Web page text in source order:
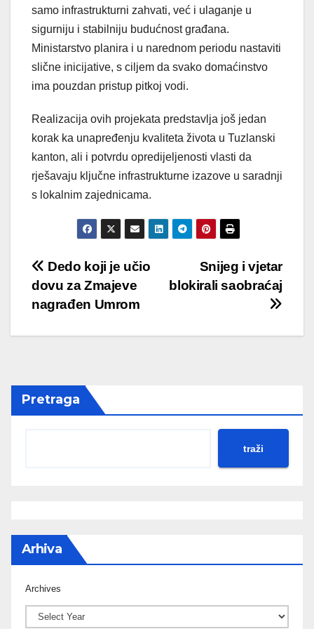
samo infrastrukturni zahvati, već i ulaganje u
sigurniju i stabilniju budućnost građana.
Ministarstvo planira i u narednom periodu nastaviti
slične inicijative, s ciljem da svako domaćinstvo
ima pouzdan pristup pitkoj vodi.
Realizacija ovih projekata predstavlja još jedan
korak ka unapređenju kvaliteta života u Tuzlanski
kanton, ali i potvrdu opredijeljenosti vlasti da
rješavaju ključne infrastrukturne izazove u saradnji
s lokalnim zajednicama.
Post
navigation
Snijeg i vjetar
blokirali saobraćaj
Dedo koji je učio
dovu za Zmajeve
nagrađen Umrom
Pretraga
traži
Arhiva
Archives